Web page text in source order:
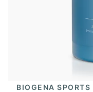
BIOGENA SPORTS